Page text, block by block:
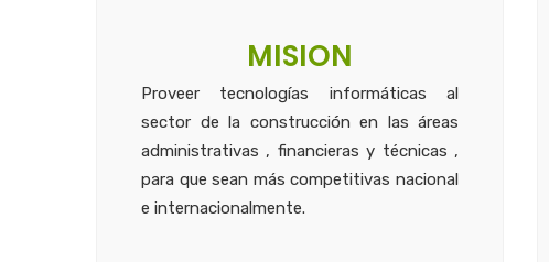
MISION
Proveer tecnologías informáticas al
sector de la construcción en las áreas
administrativas , financieras y técnicas ,
para que sean más competitivas nacional
e internacionalmente.